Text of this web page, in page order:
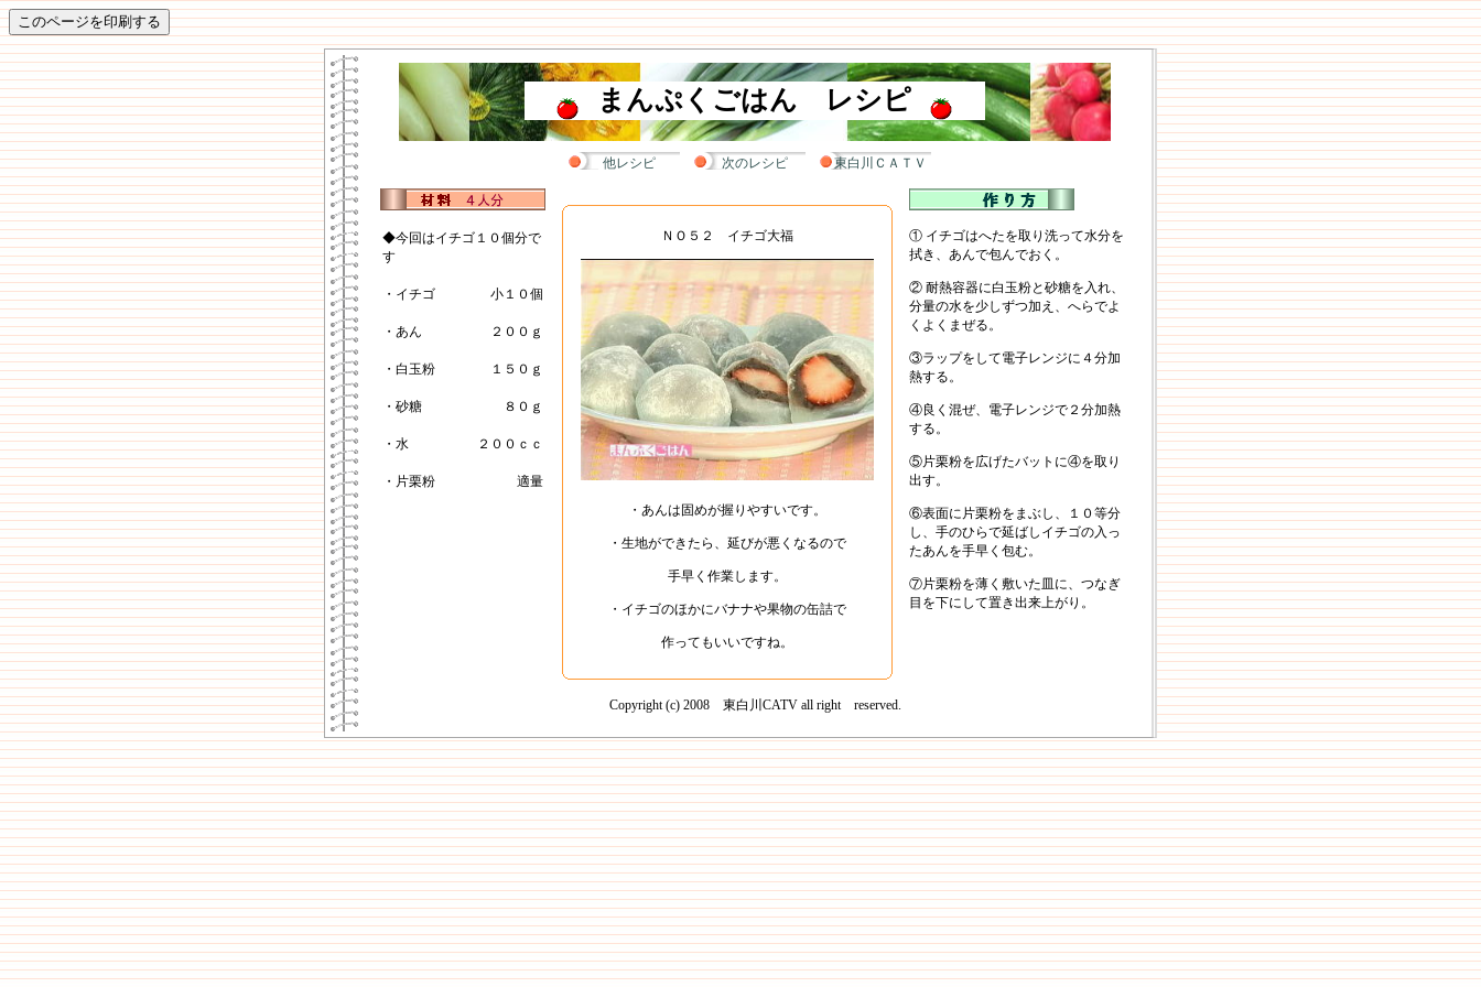
まんぷくごはん レシピ
他レシピ 次のレシピ 東白川ＣＡＴＶ
◆今回はイチゴ１０個分で
す
・イチゴ 小１０個
・あん ２００ｇ
・白玉粉 １５０ｇ
・砂糖 ８０ｇ
・水 ２００ｃｃ
・片栗粉 適量
ＮＯ５２ イチゴ大福
・あんは固めが握りやすいです。
・生地ができたら、延びが悪くなるので
手早く作業します。
・イチゴのほかにバナナや果物の缶詰で
作ってもいいですね。
① イチゴはへたを取り洗って水分を
拭き、あんで包んでおく。
② 耐熱容器に白玉粉と砂糖を入れ、
分量の水を少しずつ加え、へらでよ
くよくまぜる。
③ラップをして電子レンジに４分加
熱する。
④良く混ぜ、電子レンジで２分加熱
する。
⑤片栗粉を広げたバットに④を取り
出す。
⑥表面に片栗粉をまぶし、１０等分
し、手のひらで延ばしイチゴの入っ
たあんを手早く包む。
⑦片栗粉を薄く敷いた皿に、つなぎ
目を下にして置き出来上がり。
Copyright (c) 2008 東白川CATV all right reserved.